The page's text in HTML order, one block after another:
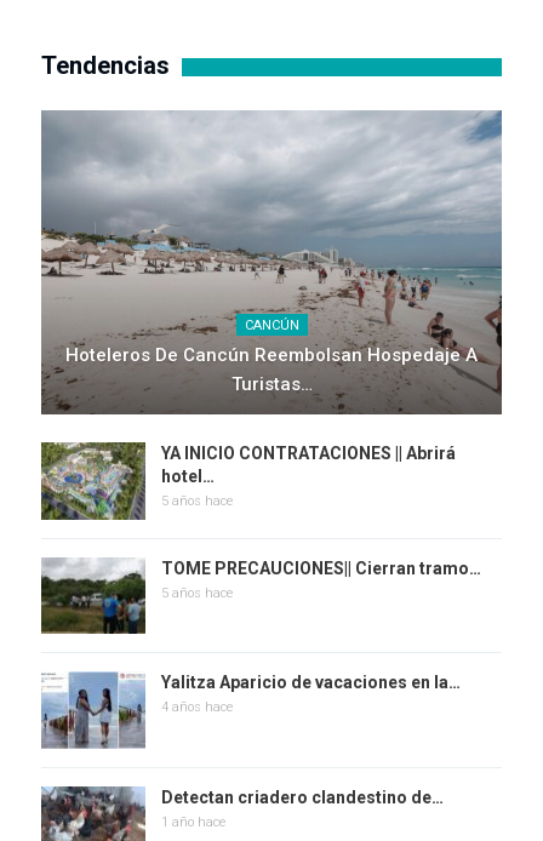
Tendencias
CANCÚN
Hoteleros De Cancún Reembolsan Hospedaje A
Turistas…
YA INICIO CONTRATACIONES || Abrirá
hotel…
5 años hace
TOME PRECAUCIONES|| Cierran tramo…
5 años hace
Yalitza Aparicio de vacaciones en la…
4 años hace
Detectan criadero clandestino de…
1 año hace